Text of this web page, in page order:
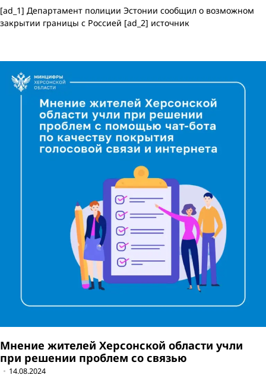
[ad_1] Департамент полиции Эстонии сообщил о возможном
закрытии границы с Россией [ad_2] источник
Мнение жителей Херсонской области учли
при решении проблем со связью
14.08.2024